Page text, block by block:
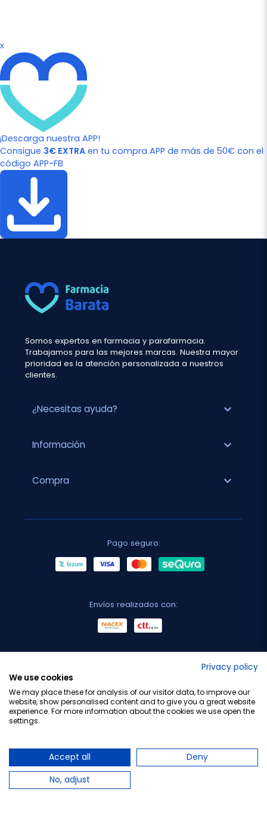
x
¡Descarga nuestra APP!
Consigue 3€ EXTRA en tu compra APP de más de 50€ con el
código APP-FB
Somos expertos en farmacia y parafarmacia.
Trabajamos para las mejores marcas. Nuestra mayor
prioridad es la atención personalizada a nuestros
clientes.
¿Necesitas ayuda? expand_more
Información expand_more
Compra expand_more
Pago seguro:
Envíos realizados con:
Privacy policy
We use cookies
We may place these for analysis of our visitor data, to improve our
website, show personalised content and to give you a great website
experience. For more information about the cookies we use open the
settings.
Accept all
Deny
No, adjust